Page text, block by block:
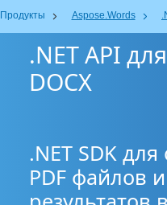
Продукты Aspose.Words
.NET API
DOCX
.NET SDK
PDF файлов